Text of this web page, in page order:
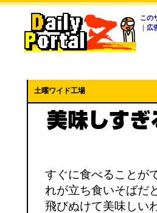
この
｜ 広
土曜ワイド工場
すぐに食べることが
れが立ち食いそばだ
飛びぬけて美味しい